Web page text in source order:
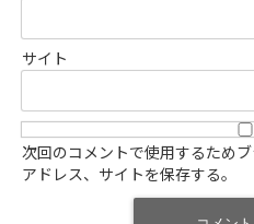
サイト
次回のコメントで使用するため
アドレス、サイトを保存する。